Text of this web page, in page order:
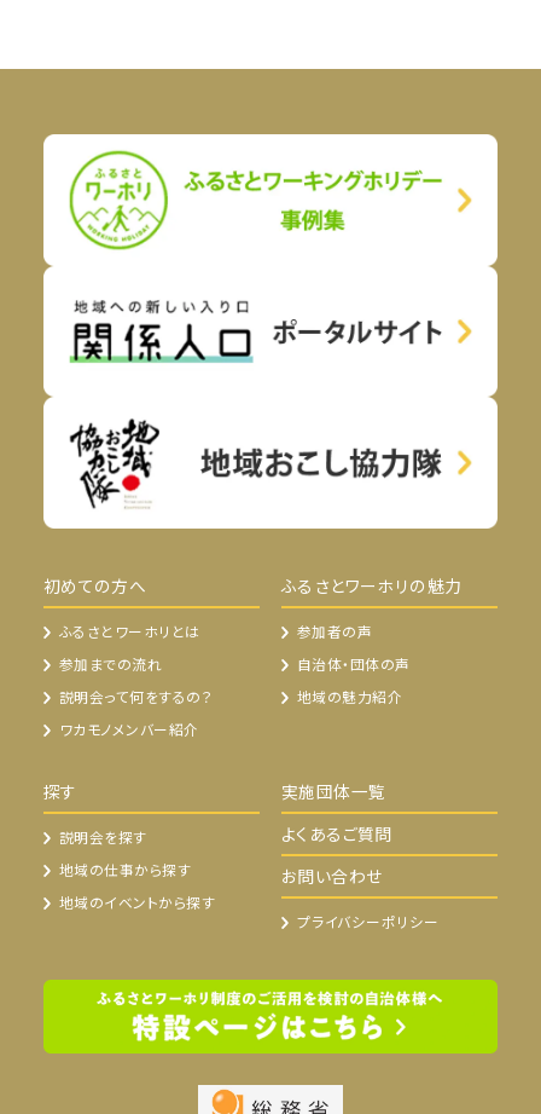
初めての方へ
ふるさとワーホリとは
参加までの流れ
説明会って何をするの？
ワカモノメンバー紹介
ふるさとワーホリの魅力
参加者の声
自治体・団体の声
地域の魅力紹介
探す
説明会を探す
地域の仕事から探す
地域のイベントから探す
実施団体一覧
よくあるご質問
お問い合わせ
プライバシーポリシー